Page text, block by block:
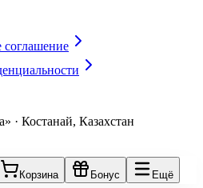
соглашение
· Костанай, Казахстан
Корзина Бонус Ещё